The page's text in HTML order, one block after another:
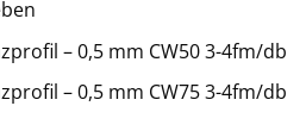
– 0,5 mm CW50 3-4fm/db
– 0,5 mm CW75 3-4fm/db